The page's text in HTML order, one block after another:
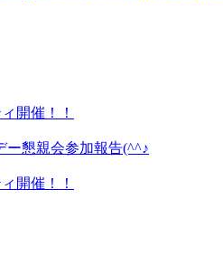
開催！！
ー懇親会参加報告(^^♪
開催！！